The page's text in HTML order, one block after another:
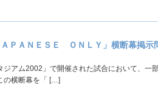
ＰＡＮＥＳＥ ＯＮＬＹ」横断幕掲示
アム2002」で開催された試合において、
の横断幕を「 […]